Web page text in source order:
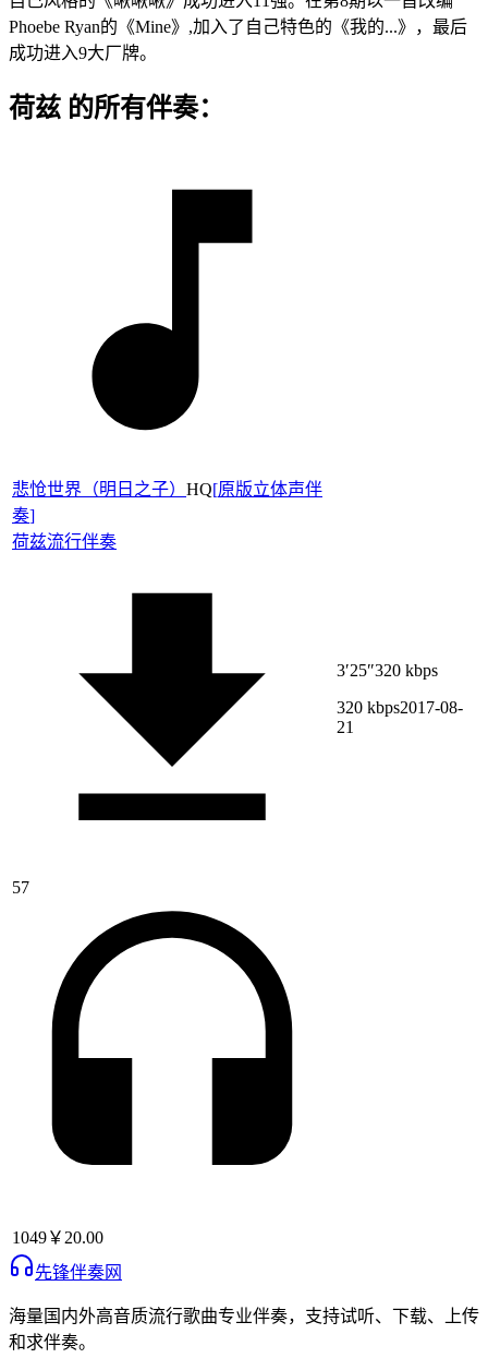
Phoebe Ryan的《Mine》,加入了自己特色的《我的...》，最后
成功进入9大厂牌。
荷兹 的所有伴奏：
悲怆世界（明日之子） HQ[原版立体声伴
奏]
荷兹流行伴奏
57
1049￥20.00
3′25″320 kbps
320 kbps2017-08-
21
先锋伴奏网
海量国内外高音质流行歌曲专业伴奏，支持试听、下载、上传
和求伴奏。